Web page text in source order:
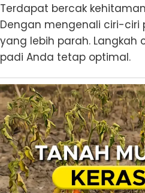
Terdapat bercak
Dengan mengenali ciri-ciri
yang lebih parah.
padi Anda tetap optimal.